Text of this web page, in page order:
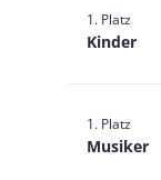
1. Platz
Kinder
1. Platz
Musiker